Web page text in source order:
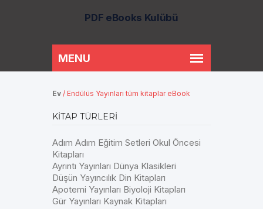
PDF eBooks Kulübü
Ev / Endülüs Yayınları tüm kitaplar eBook
KITAP TÜRLERI
Adım Adım Eğitim Setleri Okul Öncesi
Kitapları
Ayrıntı Yayınları Dünya Klasikleri
Düşün Yayıncılık Din Kitapları
Apotemi Yayınları Biyoloji Kitapları
Gür Yayınları Kaynak Kitapları